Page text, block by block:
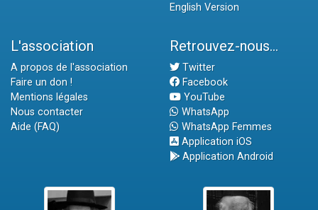
English Version
L'association
A propos de l'association
Faire un don !
Mentions légales
Nous contacter
Aide (FAQ)
Retrouvez-nous...
Twitter
Facebook
YouTube
WhatsApp
WhatsApp Femmes
Application iOS
Application Android